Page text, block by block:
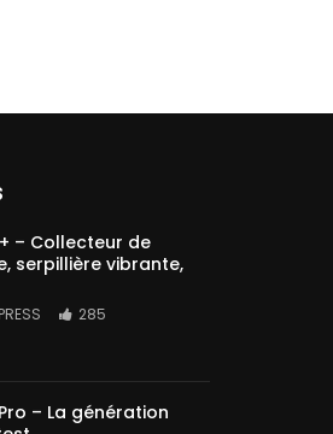
– Collecteur de
serpillière vibrante,
285
– La génération